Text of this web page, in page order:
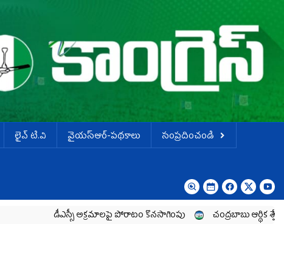
లైవ్ టి.వి వైయస్ఆర్-పథకాలు
సంప్రదించండి
డీఎస్సీ అక్రమాలపై పోరాటం కొనసాగింపు చంద్రబాబు ఆర్థిక శ్వేతపత్రం ఒక